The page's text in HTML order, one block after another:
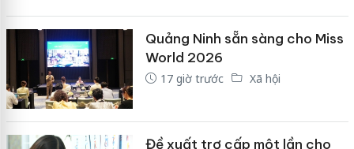
Quảng Ninh sẵn sàng cho Miss
World 2026
17 giờ trước Xã hội
Đề xuất trợ cấp một lần cho